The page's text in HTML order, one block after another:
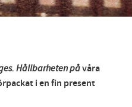
Hållbarheten påvåra
i en fin present